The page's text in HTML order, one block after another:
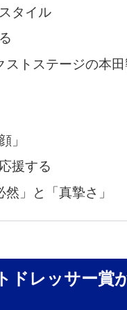
タイル
トステージの本
」
援する
」と「真摯さ」
ドレッサー賞